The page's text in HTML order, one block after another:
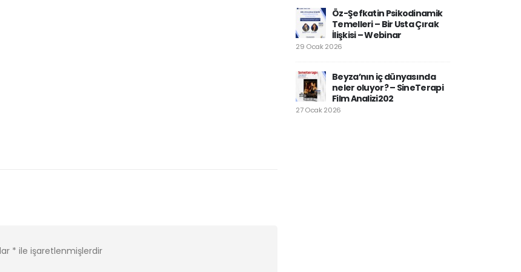
* ile işaretlenmişlerdir
Öz-Şefkatin Psikodinamik
Temelleri – Bir Usta Çırak
İlişkisi – Webinar
29 Ocak 2026
Beyza’nın iç dünyasında
neler oluyor? – SineTerapi
Film Analizi202
27 Ocak 2026